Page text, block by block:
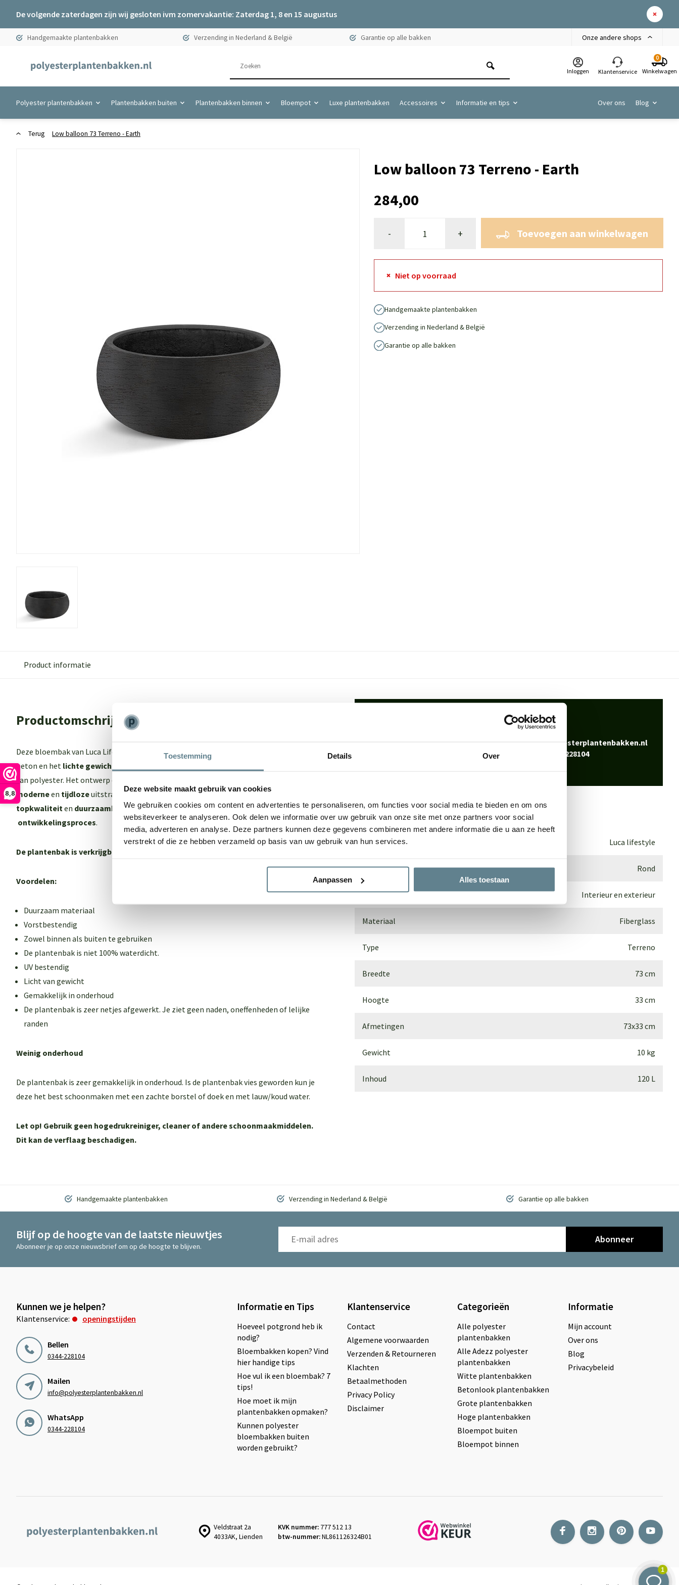
Toestemming Details Over
Deze website maakt gebruik van cookies
We gebruiken cookies om content en advertenties te personaliseren, om functies voor social media te bieden en om ons
websiteverkeer te analyseren. Ook delen we informatie over uw gebruik van onze site met onze partners voor social
media, adverteren en analyse. Deze partners kunnen deze gegevens combineren met andere informatie die u aan ze heeft
verstrekt of die ze hebben verzameld op basis van uw gebruik van hun services.
Aanpassen Alles toestaan
8,8
De volgende zaterdagen zijn wij gesloten ivm zomervakantie: Zaterdag 1, 8 en 15 augustus
Handgemaakte plantenbakken Verzending in Nederland & België Garantie op alle bakken Onze andere shops
Inloggen Klantenservice
0
Winkelwagen
Polyester plantenbakken Plantenbakken buiten Plantenbakken binnen Bloempot Luxe plantenbakken Accessoires Informatie en tips Over ons Blog
Terug Low balloon 73 Terreno - Earth
Low balloon 73 Terreno - Earth
284,00
- + Toevoegen aan winkelwagen
Niet op voorraad
Handgemaakte plantenbakken
Verzending in Nederland & België
Garantie op alle bakken
Product informatie
Productomschrijving
Deze bloembak van Luca Lifestyle biedt het beste van 2 werelden: De
beton en het lichte gewich
van polyester. Het ontwerp en de kleur van de Luca Lifestyle plantenbakken geven een
moderneen tijdlozeuitstraling. Een echte eyecatcher in je tuin. De bloembak is van
topkwaliteit en duurzaamheiddankzij eenintensief enzorgvuldig
ontwikkelingsproces.
De plantenbak is verkrijgbaar in 3 kleuren:
Voordelen:
Duurzaam materiaal
Vorstbestendig
Zowel binnen als buiten te gebruiken
De plantenbak is niet 100% waterdicht.
UV bestendig
Licht van gewicht
Gemakkelijk in onderhoud
De plantenbak is zeer netjes afgewerkt. Je ziet geen naden, oneffenheden of lelijke
randen
Weinig onderhoud
De plantenbak is zeer gemakkelijk in onderhoud. Is de plantenbak vies geworden kun je
deze het best schoonmaken met een zachte borstel of doek en met lauw/koud water.
Let op! Gebruik geen hogedrukreiniger, cleaner of andere schoonmaakmiddelen.
Dit kan de verflaag beschadigen.
Bel0344-228104
info@polyesterplantenbakken.nl
0344-228104
Specificaties
Merk Luca lifestyle
Vorm Rond
Gebruik Interieur en exterieur
Materiaal Fiberglass
Type Terreno
Breedte 73 cm
Hoogte 33 cm
Afmetingen 73x33 cm
Gewicht 10 kg
Inhoud 120 L
Handgemaakte plantenbakken Verzending in Nederland & België Garantie op alle bakken
Blijf op de hoogte van de laatste nieuwtjes
Abonneer je op onze nieuwsbrief om op de hoogte te blijven.
Abonneer
Kunnen we je helpen?
Klantenservice: openingstijden
Bellen
0344-228104
Mailen
info@polyesterplantenbakken.nl
WhatsApp
0344-228104
Informatie en Tips
Hoeveel potgrond heb ik
nodig?
Bloembakken kopen? Vind
hier handige tips
Hoe vul ik een bloembak? 7
tips!
Hoe moet ik mijn
plantenbakken opmaken?
Kunnen polyester
bloembakken buiten
worden gebruikt?
Klantenservice
Contact
Algemene voorwaarden
Verzenden & Retourneren
Klachten
Betaalmethoden
Privacy Policy
Disclaimer
Categorieën
Alle polyester
plantenbakken
Alle Adezz polyester
plantenbakken
Witte plantenbakken
Betonlook plantenbakken
Grote plantenbakken
Hoge plantenbakken
Bloempot buiten
Bloempot binnen
Informatie
Mijn account
Over ons
Blog
Privacybeleid
Veldstraat 2a
4033AK, Lienden
KVK nummer: 777 512 13
btw-nummer:NL861126324B01